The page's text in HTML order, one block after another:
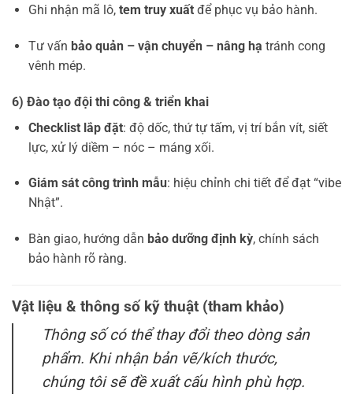
Ghi nhận mã lô, tem truy xuấtđể phục vụ bảo hành.
Tư vấn bảo quản – vận chuyển – nâng hạ tránh cong
vênh mép.
6) Đào tạo đội thi công & triển khai
Checklist lắp đặt: độ dốc, thứ tự tấm, vị trí bắn vít, siết
lực, xử lý diềm – nóc – máng xối.
Giám sát công trình mẫu: hiệu chỉnh chi tiết để đạt “vibe
Nhật”.
Bàn giao, hướng dẫn bảo dưỡng định kỳ, chính sách
bảo hành rõ ràng.
Vật liệu & thông số kỹ thuật (tham khảo)
Thông số có thể thay đổi theo dòng sản
phẩm. Khi nhận bản vẽ/kích thước,
chúng tôi sẽ đề xuất cấu hình phù hợp.